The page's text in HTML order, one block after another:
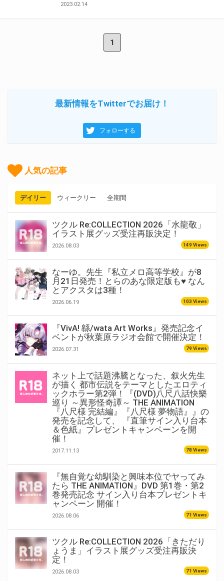
2023.02.14
1
最新情報をTwitterでお届け！
フォローする
人気の記事
デイリー ウィークリー 全期間
ツクル Re:COLLECTION 2026「水龍敬」
イラスト展グッズ受注再販決定！
2026.08.03 149 Views
なーゆ。先生『私立メロ高等学校』が8
月21日発売！とらのあな限定版も♥ なん
とアクスタは3種！
2026.06.19 103 Views
『VivA! 緜/wata Art Works』発売記念イ
ベントが秋葉原ラジオ会館で開催決定！
2026.07.31 79 Views
ネット上で話題沸騰となった、叙火先生
が描く 都市伝説をテーマとしたエロティ
ックホラー第2弾！『(DVD)八尺八話快樂
巡り ～異形怪奇譚～ THE ANIMATION
『八尺様 完結編』『八尺様 夢物語』』の
発売を記念して、 『直筆サイン入り台本
＆色紙』プレゼントキャンペーンを開
催！
2017.11.13 78 Views
『無自覚な幼馴染と興味本位でヤってみ
たら THE ANIMATION』DVD 第1巻・第2
巻発売記念 サイン入り台本プレゼントキ
ャンペーン 開催！
2026.08.06 71 Views
ツクル Re:COLLECTION 2026「きただり
ょうま」イラスト展グッズ受注再販決
定！
2026.08.03 71 Views